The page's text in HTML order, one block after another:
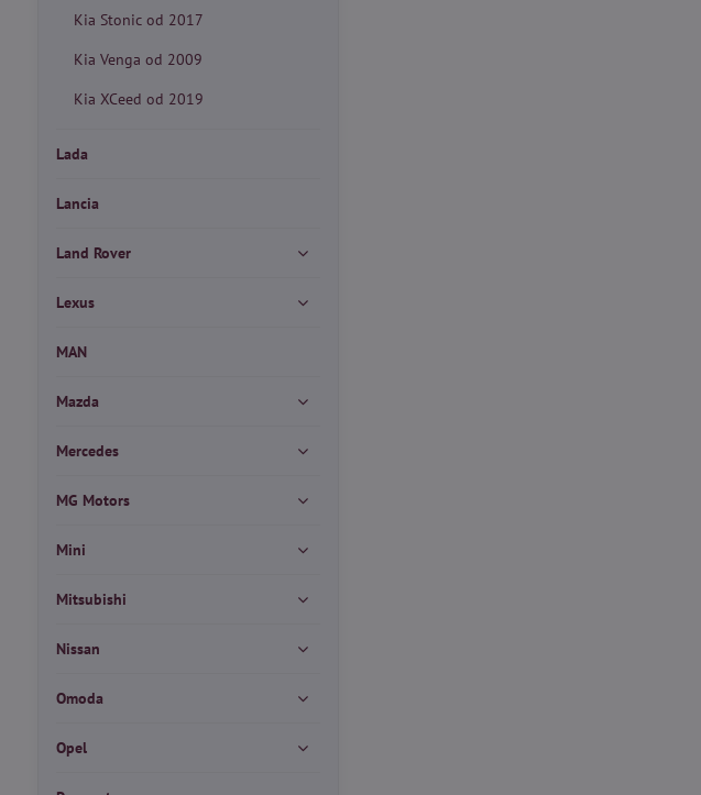
Kia Stonic od 2017
Kia Venga od 2009
Kia XCeed od 2019
Lada
Lancia
Land Rover
Lexus
MAN
Mazda
Mercedes
MG Motors
Mini
Mitsubishi
Nissan
Omoda
Opel